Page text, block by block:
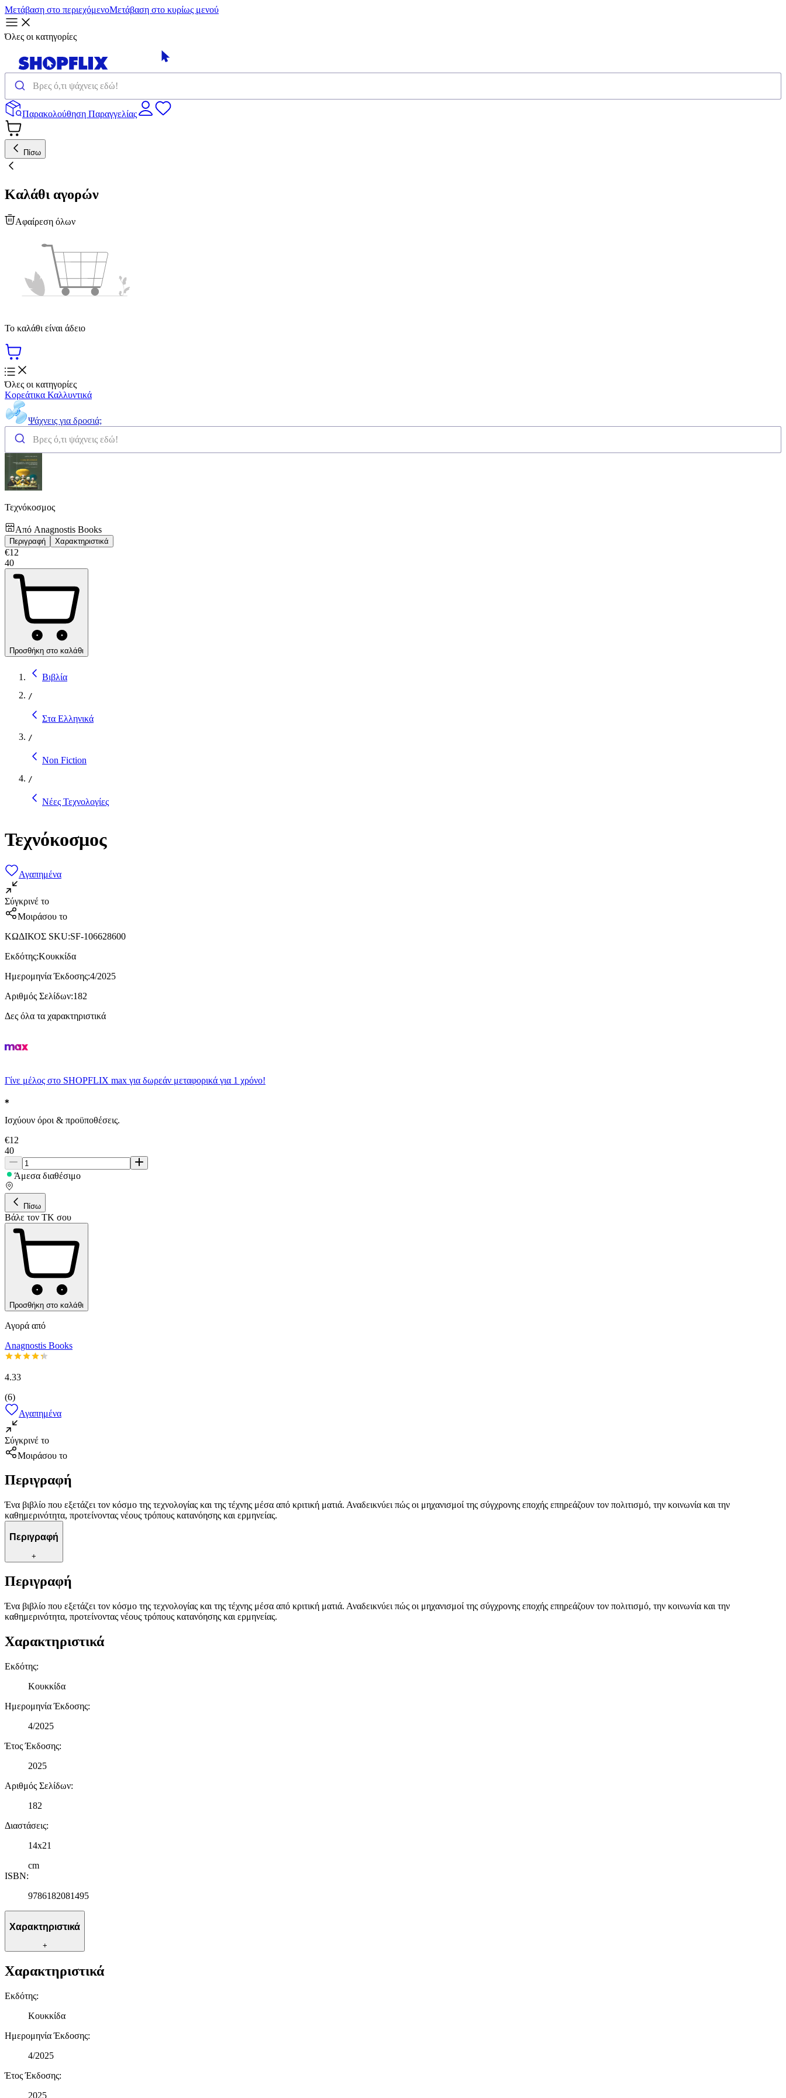
Μετάβαση στο περιεχόμενοΜετάβαση στο κυρίως μενού
Όλες οι κατηγορίες
Παρακολούθηση Παραγγελίας
Πίσω
Καλάθι αγορών
Αφαίρεση όλων
Το καλάθι είναι άδειο
Όλες οι κατηγορίες
Κορεάτικα Καλλυντικά
Ψάχνεις για δροσιά;
Τεχνόκοσμος
Από Anagnostis Books
Περιγραφή Χαρακτηριστικά
€12
40
Προσθήκη στο καλάθι
Βιβλία
/
Στα Ελληνικά
/
Non Fiction
/
Νέες Τεχνολογίες
Τεχνόκοσμος
Αγαπημένα
Σύγκρινέ το
Μοιράσου το
ΚΩΔΙΚΟΣ SKU:SF-106628600
Εκδότης:Κουκκίδα
Ημερομηνία Έκδοσης:4/2025
Αριθμός Σελίδων:182
Δες όλα τα χαρακτηριστικά
Γίνε μέλος στο SHOPFLIX max για δωρεάν μεταφορικά για 1 χρόνο!
Ισχύουν όροι & προϋποθέσεις.
€12
40
Άμεσα διαθέσιμο
Πίσω
Βάλε τον ΤΚ σου
Προσθήκη στο καλάθι
Αγορά από
Anagnostis Books
4.33
(6)
Αγαπημένα
Σύγκρινέ το
Μοιράσου το
Περιγραφή
Ένα βιβλίο που εξετάζει τον κόσμο της τεχνολογίας και της τέχνης μέσα από κριτική ματιά. Αναδεικνύει πώς οι μηχανισμοί της σύγχρονης εποχής επηρεάζουν τον πολιτισμό, την κοινωνία και την
καθημερινότητα, προτείνοντας νέους τρόπους κατανόησης και ερμηνείας.
Περιγραφή
+
Περιγραφή
Ένα βιβλίο που εξετάζει τον κόσμο της τεχνολογίας και της τέχνης μέσα από κριτική ματιά. Αναδεικνύει πώς οι μηχανισμοί της σύγχρονης εποχής επηρεάζουν τον πολιτισμό, την κοινωνία και την
καθημερινότητα, προτείνοντας νέους τρόπους κατανόησης και ερμηνείας.
Χαρακτηριστικά
Εκδότης:
Κουκκίδα
Ημερομηνία Έκδοσης:
4/2025
Έτος Έκδοσης:
2025
Αριθμός Σελίδων:
182
Διαστάσεις:
14x21
cm
ISBN:
9786182081495
Χαρακτηριστικά
+
Χαρακτηριστικά
Εκδότης:
Κουκκίδα
Ημερομηνία Έκδοσης:
4/2025
Έτος Έκδοσης:
2025